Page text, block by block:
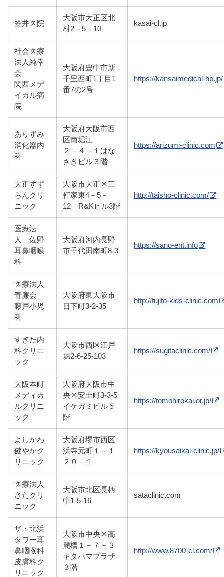
笠井医院
大阪市大正区北
村2－5－10
kasai-cl.jp
社会医療
法人純幸
会
関西メデ
イカル病
院
大阪府豊中市新
千里西町1丁目1
番7の2号
https://kansaimedical-hp.jp/
ありずみ
消化器内
科
大阪府大阪市西
区南堀江
２－４－１はな
さきビル３階
https://arizumi-clinic.com
大正すず
らんクリ
ニック
大阪市大正区三
軒家東4－5－
12 R&Kビル3階
http://taisho-clinic.com/
医療法
人 佐野
耳鼻咽喉
科
大阪府河内長野
市千代田南町8-3
https://sano-ent.info
医療法人
青廉会
藤戸小児
科
大阪府東大阪市
日下町3-2-35
http://fujito-kids-clinic.com
すぎた内
科クリニ
ック
大阪市西区江戸
堀2-6-25-103
https://sugitaclinic.com/
大阪本町
メディカ
ルクリニ
ック
大阪府大阪市中
央区安土町3-3-5
イケガミビル５
階
https://tomohirokai.or.jp/
よしかわ
健やかク
リニック
大阪府堺市西区
浜寺元町１－１
２０－１
https://kyousaikai-clinic.jp/
医療法人
さたクリ
ニック
大阪市北区長柄
中1-5-16
sataclinic.com
ザ・北浜
タワー耳
鼻咽喉科
皮膚科ク
リニック
大阪市中央区高
麗橋１－７－３
キタハマプラザ
３階
http://www.8700-cl.com/